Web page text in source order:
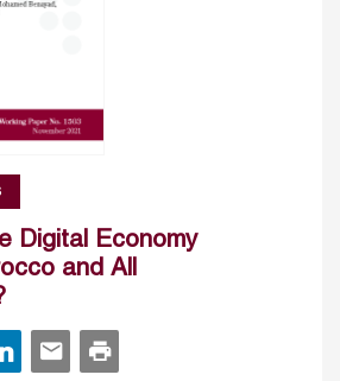
Digital Economy
and All